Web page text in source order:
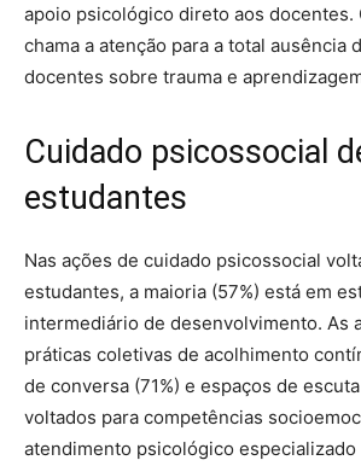
apoio psicológico direto aos docentes.
chama a atenção para a total ausência
docentes sobre trauma e
Cuidado psicossocial
estudantes
Nas ações de cuidado psicossocial
estudantes, a maioria (57%) está em
intermediário de desenvolvimento. As
práticas coletivas de acolhimento
de conversa (71%) e espaços de
voltados para competências
atendimento psicológico especializado